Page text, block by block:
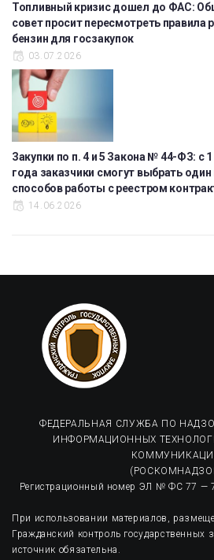
Топливный кризис дошел до ФАС:
совет просит пересмотреть правила
бензин для госзакупок
03.07.2026
Закупки по п. 4 и 5 Закона № 44-ФЗ: с
года заказчики смогут выбрать один
способов работы с реестром
14.06.2026
ФЕДЕРАЛЬНАЯ СЛУЖБА ПО
ИНФОРМАЦИОННЫХ
Регистрационный номер ЭЛ № ФС 77 —
При использовании материалов,
Гражданский контроль государственных
источник обязательна.